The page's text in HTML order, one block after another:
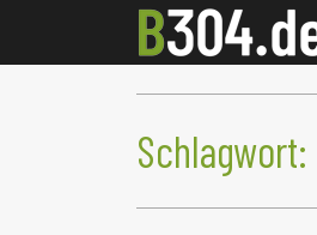
Schlagwort: